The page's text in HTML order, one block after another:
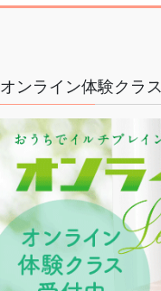
オンライン体験クラス